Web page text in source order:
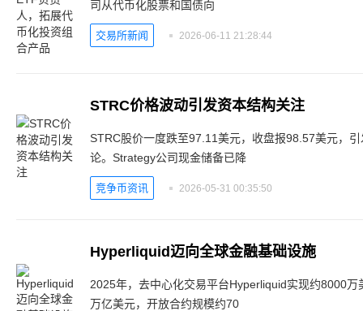
司从代币化股票和国债向
交易所新闻 2026-06-11 21:28:44
STRC价格波动引发资本结构关注
STRC股价一度跌至97.11美元，收盘报98.57美元，
论。Strategy公司现金储备已降
竞争币资讯 2026-05-31 00:35:50
Hyperliquid迈向全球金融基础设施
2025年，去中心化交易平台Hyperliquid实现约8000
万亿美元，开放合约规模约70